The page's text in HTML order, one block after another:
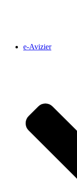
e-Avizier